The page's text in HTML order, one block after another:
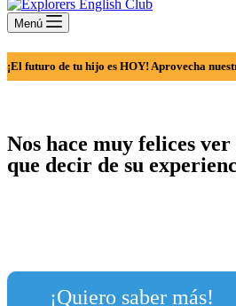
Menú
¡El futuro de tu hijo es HOY! Aprovecha
Nos hace muy felices
que decir de su
¡Quiero saber más!